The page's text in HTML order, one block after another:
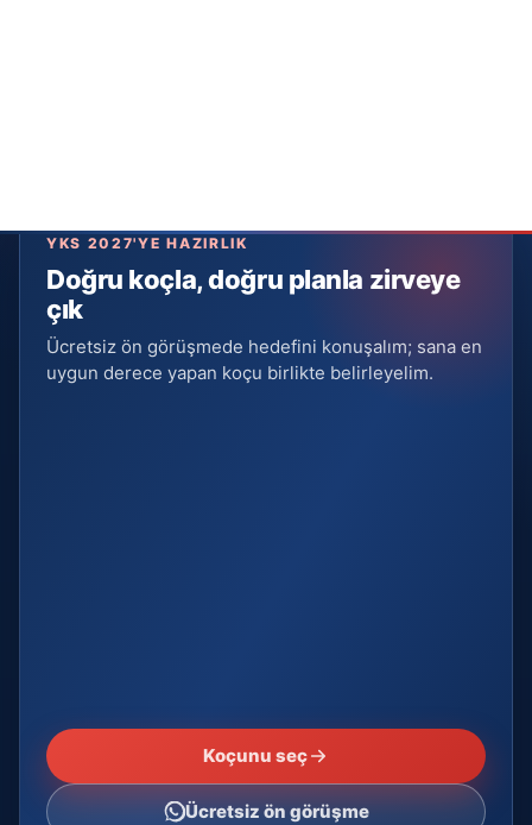
YKS 2027'YE HAZIRLIK
Doğru koçla, doğru planla zirveye
çık
Ücretsiz ön görüşmede hedefini konuşalım; sana en
uygun derece yapan koçu birlikte belirleyelim.
Koçunu seç
Ücretsiz ön görüşme